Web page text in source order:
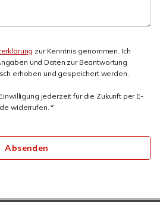
zur Kenntnis genommen. Ich
und Daten zur Beantwortung
erhoben und gespeichert werden.
jederzeit für die Zukunft per E-
widerrufen. *
Absenden